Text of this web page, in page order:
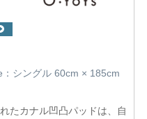
シングル 60cm × 185cm
たカナル凹凸パッドは、自